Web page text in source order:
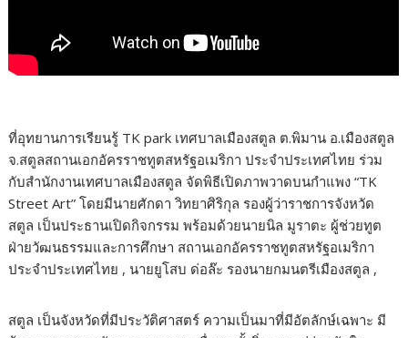
ที่อุทยานการเรียนรู้ TK park เทศบาลเมืองสตูล ต.พิมาน อ.เมืองสตูล
จ.สตูลสถานเอกอัครราชทูตสหรัฐอเมริกา ประจำประเทศไทย ร่วม
กับสำนักงานเทศบาลเมืองสตูล จัดพิธีเปิดภาพวาดบนกำแพง “TK
Street Art” โดยมีนายศักดา วิทยาศิริกุล รองผู้ว่าราชการจังหวัด
สตูล เป็นประธานเปิดกิจกรรม พร้อมด้วยนายนิล มูราตะ ผู้ช่วยทูต
ฝ่ายวัฒนธรรมและการศึกษา สถานเอกอัครราชทูตสหรัฐอเมริกา
ประจำประเทศไทย , นายยูโสบ ด่อล๊ะ รองนายกมนตรีเมืองสตูล ,
สตูล เป็นจังหวัดที่มีประวัติศาสตร์ ความเป็นมาที่มีอัตลักษ์เฉพาะ มี